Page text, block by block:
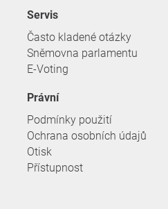
servis
Často kladené otázky
Sněmovna parlamentu
E-Voting
Právní
Podmínky použití
Ochrana osobních údajů
Otisk
Přístupnost